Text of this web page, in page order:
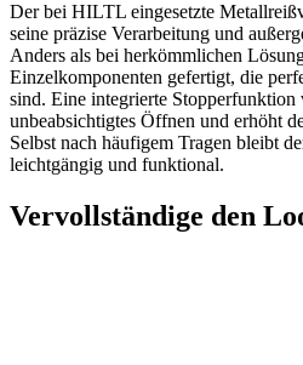
Der bei HILTL eingesetzte
seine präzise Verarbeitung und
Anders als bei herkömmlichen
Einzelkomponenten gefertigt, die
sind. Eine integrierte Stopperfunktion
unbeabsichtigtes Öffnen und erhöht
Selbst nach häufigem Tragen bleibt
leichtgängig und funktional.
Vervollständige den